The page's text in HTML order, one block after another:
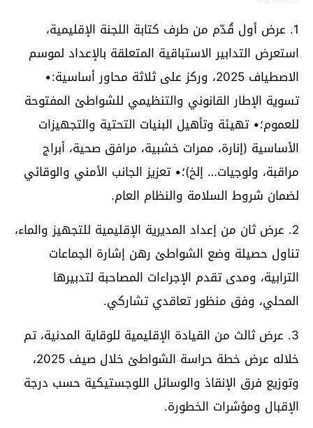
1. عرض أول قُدّم من طرف كتابة اللجنة الإقليمية،
استعرض التدابير الاستباقية المتعلقة بالإعداد لموسم
الاصطياف 2025، وركز على ثلاثة محاور أساسية:•
تسوية الإطار القانوني والتنظيمي للشواطئ المفتوحة
للعموم؛• تهيئة وتأهيل البنيات التحتية والتجهيزات
الأساسية (إنارة، ممرات خشبية، مرافق صحية، أبراج
مراقبة، ولوجيات… إلخ)؛• تعزيز الجانب الأمني والوقائي
لضمان شروط السلامة والنظام العام.
2. عرض ثان من إعداد المديرية الإقليمية للتجهيز والماء،
تناول حصيلة وضع الشواطئ رهن إشارة الجماعات
الترابية، ومدى تقدم الإجراءات المصاحبة لتدبيرها
المحلي، وفق منظور تعاقدي تشاركي.
3. عرض ثالث من القيادة الإقليمية للوقاية المدنية، تم
خلاله عرض خطة حراسة الشواطئ خلال صيف 2025،
وتوزيع فرق الإنقاذ والوسائل اللوجستيكية حسب درجة
الإقبال ومؤشرات الخطورة.